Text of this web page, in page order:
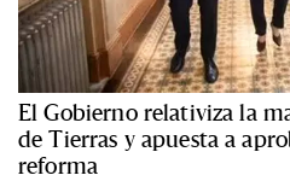
El Gobierno relativiza la
de Tierras y apuesta a
reforma